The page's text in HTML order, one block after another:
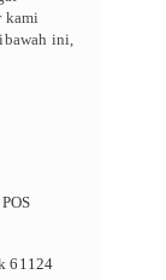
kami
ini,
61124